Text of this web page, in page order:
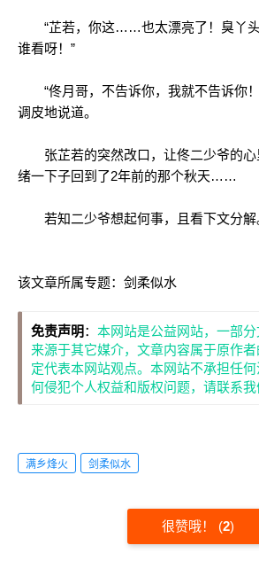
“芷若，你这……也太漂亮了！臭丫头
谁看呀！”
“佟月哥，不告诉你，我就不告诉你！
调皮地说道。
张芷若的突然改口，让佟二少爷的心
绪一下子回到了2年前的那个秋天……
若知二少爷想起何事，且看下文分解
该文章所属专题： 剑柔似水
免责声明 ： 本网站是公益网站，一部
来源于其它媒介，文章内容属于原作
定代表本网站观点。本网站不承担任
何侵犯个人权益和版权问题，请联系
满乡烽火 剑柔似水
很赞哦！ (2)